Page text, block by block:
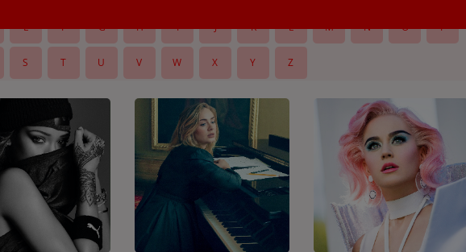
E F G H I J K L M N O P
S T U V W X Y Z